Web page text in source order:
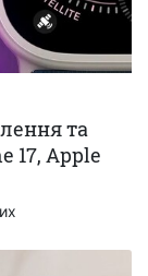
та
17, Apple